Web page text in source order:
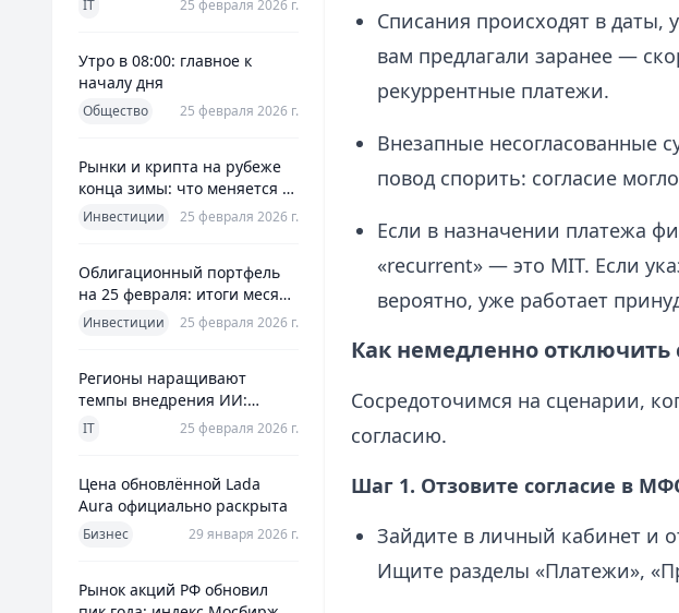
IT 25 февраля 2026 г.
Утро в 08:00: главное к
началу дня
Общество 25 февраля 2026 г.
Рынки и крипта на рубеже
конца зимы: что меняется к
25 февраля 2026
Инвестиции 25 февраля 2026 г.
Облигационный портфель
на 25 февраля: итоги месяца
и планы на март
Инвестиции 25 февраля 2026 г.
Регионы наращивают
темпы внедрения ИИ:
главное из отраслевого
IT 25 февраля 2026 г.
Цена обновлённой Lada
Aura официально раскрыта
Бизнес 29 января 2026 г.
Рынок акций РФ обновил
Списания происходят в даты,
вам предлагали заранее —
рекуррентные платежи.
Внезапные несогласованные
повод спорить: согласие
Если в назначении платежа
«recurrent» — это MIT. Если
вероятно, уже работает
Как немедленно
Сосредоточимся на сценарии,
согласию.
Шаг 1. Отзовите согласие в
Зайдите в личный кабинет и
Ищите разделы «Платежи»,